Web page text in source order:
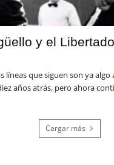
y el
líneas que siguen son ya
años atrás, pero ahora
Cargar más